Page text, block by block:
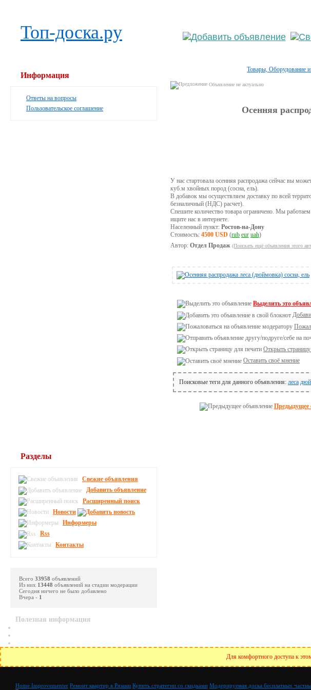
Топ-доска.ру
Товары, Оборудование
Объявление не актуально
Осенняя
У нас стартовала осенняя распродажа сейчас вы
куб.м хвойных пород (сосна, ель).
В добавок мы осуществляем доставку по всей
безналичный (НДС) расчет).
Спешите количество товара ограничено. Мы
ищите нас в интернете.
Населенный пункт: Ростов-на-Дону
Стоимость: 4500 USD (rub eur uah)
Автор: Отдел Продаж (Поискать ещё объявления этого
Выделить это
Открыть
Оставить своё мнение
Поисковые теги для данного объявления: леса
Предыдущее
Информация
Ответы на вопросы
Пользовательское соглашение
Разделы
Свежие объявления
Добавить объявление
Расширенный поиск
Новости
Информеры
Rss
Контакты
Всего 33958 объявлений
Из них 13448 объявлений на стадии модерации
Сегодня ничего не было добавлено
Вчера - 1
Полезная информация
Для комфортного доступа к
Home Improvementer Ремонт квартир в Рязани Купить стратегии со скидками Модерируемая доска бесплатных